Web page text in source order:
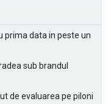
prima data in peste un
sub brandul
de evaluarea pe piloni